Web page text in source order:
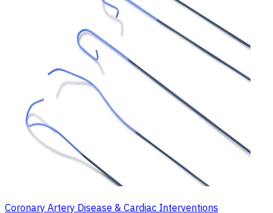
Coronary Artery Disease & Cardiac Interventions